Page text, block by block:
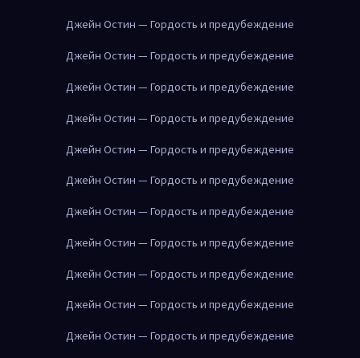
Джейн Остин — Гордость и предубеждение
Джейн Остин — Гордость и предубеждение
Джейн Остин — Гордость и предубеждение
Джейн Остин — Гордость и предубеждение
Джейн Остин — Гордость и предубеждение
Джейн Остин — Гордость и предубеждение
Джейн Остин — Гордость и предубеждение
Джейн Остин — Гордость и предубеждение
Джейн Остин — Гордость и предубеждение
Джейн Остин — Гордость и предубеждение
Джейн Остин — Гордость и предубеждение